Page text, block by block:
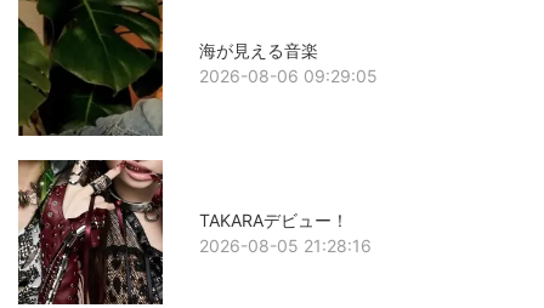
海が見える音楽
2026-08-06 09:29:05
TAKARAデビュー！
2026-08-05 21:28:16